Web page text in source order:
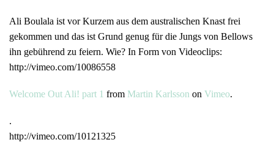
Ali Boulala ist vor Kurzem aus dem australischen Knast frei
gekommen und das ist Grund genug für die Jungs von Bellows
ihn gebührend zu feiern. Wie? In Form von Videoclips:
http://vimeo.com/10086558
Welcome Out Ali! part 1 from Martin Karlsson on Vimeo.
.
http://vimeo.com/10121325